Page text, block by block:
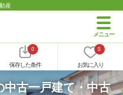
産
0
保存した条件
0
お気に入り
古一戸建て・中古